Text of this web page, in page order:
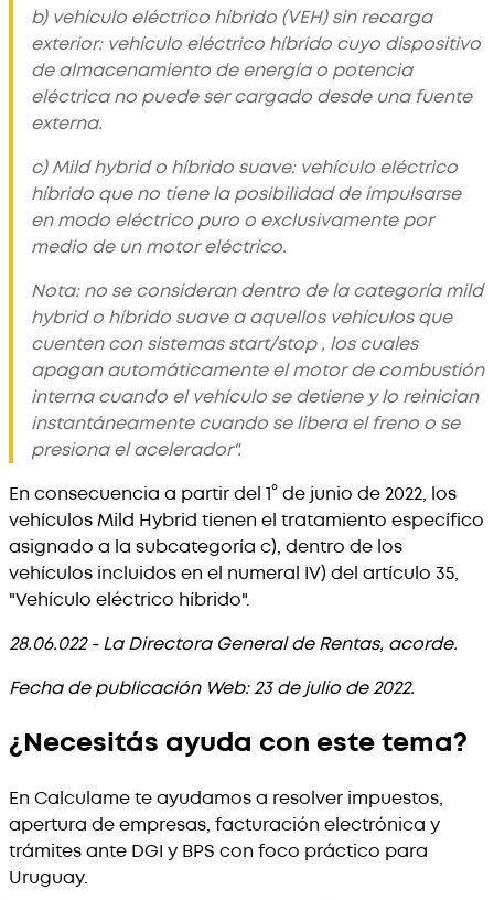
b) vehículo eléctrico híbrido (VEH) sin recarga
exterior: vehículo eléctrico híbrido cuyo dispositivo
de almacenamiento de energía o potencia
eléctrica no puede ser cargado desde una fuente
externa.
c) Mild hybrid o híbrido suave: vehículo eléctrico
híbrido que no tiene la posibilidad de impulsarse
en modo eléctrico puro o exclusivamente por
medio de un motor eléctrico.
Nota: no se consideran dentro de la categoría mild
hybrid o híbrido suave a aquellos vehículos que
cuenten con sistemas start/stop , los cuales
apagan automáticamente el motor de combustión
interna cuando el vehículo se detiene y lo reinician
instantáneamente cuando se libera el freno o se
presiona el acelerador".
En consecuencia a partir del 1° de junio de 2022, los
vehículos Mild Hybrid tienen el tratamiento específico
asignado a la subcategoría c), dentro de los
vehículos incluidos en el numeral IV) del artículo 35,
"Vehículo eléctrico híbrido".
28.06.022 - La Directora General de Rentas, acorde.
Fecha de publicación Web: 23 de julio de 2022.
¿Necesitás ayuda con este tema?
En Calculame te ayudamos a resolver impuestos,
apertura de empresas, facturación electrónica y
trámites ante DGI y BPS con foco práctico para
Uruguay.